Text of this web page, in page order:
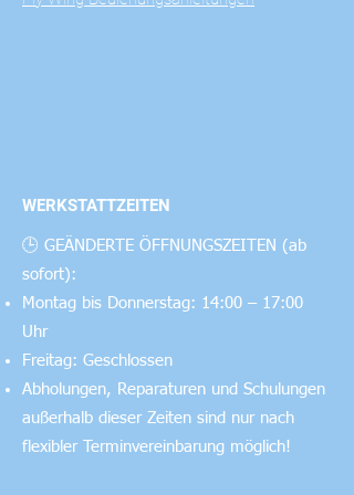
WERKSTATTZEITEN
🕒 GEÄNDERTE ÖFFNUNGSZEITEN (ab
sofort):
Montag bis Donnerstag: 14:00 – 17:00
Uhr
Freitag: Geschlossen
Abholungen, Reparaturen und Schulungen
außerhalb dieser Zeiten sind nur nach
flexibler Terminvereinbarung möglich!